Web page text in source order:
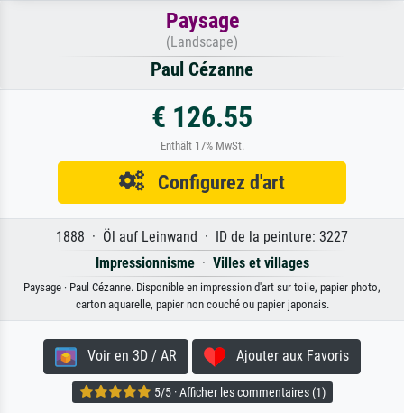
Paysage
(Landscape)
Paul Cézanne
€ 126.55
Enthält 17% MwSt.
Configurez d'art
1888 · Öl auf Leinwand · ID de la peinture: 3227
Impressionnisme· Villes et villages
Paysage · Paul Cézanne. Disponible en impression d'art sur toile, papier photo,
carton aquarelle, papier non couché ou papier japonais.
Voir en 3D / AR Ajouter aux Favoris
5/5 · Afficher les commentaires (1)